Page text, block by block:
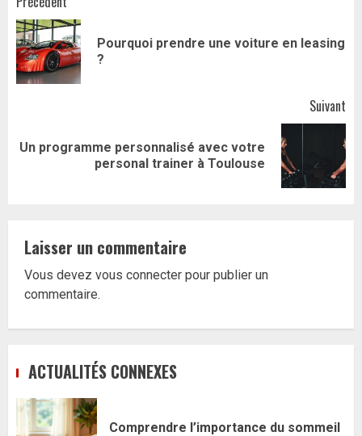
d’article
Pourquoi prendre une voiture en leasing
?
Suivant
Article
Un programme personnalisé avec votre
personal trainer à Toulouse
Laisser un commentaire
Vous devez vous connecter pour publier un
commentaire.
ACTUALITÉS CONNEXES
Comprendre l’importance du sommeil